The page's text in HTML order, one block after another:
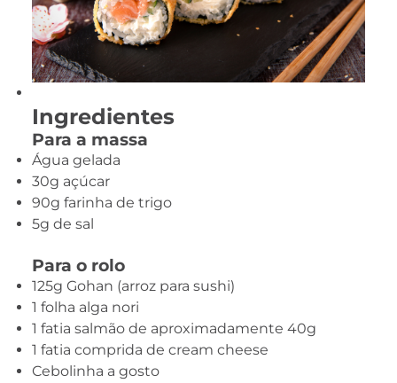
Ingredientes
Para a massa
Água gelada
30g açúcar
90g farinha de trigo
5g de sal
Para o rolo
125g Gohan (arroz para sushi)
1 folha alga nori
1 fatia salmão de aproximadamente 40g
1 fatia comprida de cream cheese
Cebolinha a gosto